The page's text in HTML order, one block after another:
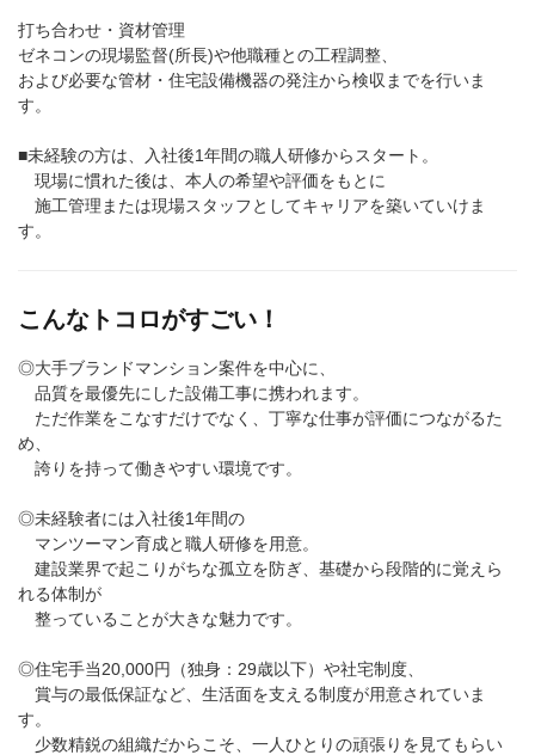
打ち合わせ・資材管理
ゼネコンの現場監督(所長)や他職種との工程調整、
および必要な管材・住宅設備機器の発注から検収までを行いま
す。
■未経験の方は、入社後1年間の職人研修からスタート。
現場に慣れた後は、本人の希望や評価をもとに
施工管理または現場スタッフとしてキャリアを築いていけま
す。
こんなトコロがすごい！
◎大手ブランドマンション案件を中心に、
品質を最優先にした設備工事に携われます。
ただ作業をこなすだけでなく、丁寧な仕事が評価につながるた
め、
誇りを持って働きやすい環境です。
◎未経験者には入社後1年間の
マンツーマン育成と職人研修を用意。
建設業界で起こりがちな孤立を防ぎ、基礎から段階的に覚えら
れる体制が
整っていることが大きな魅力です。
◎住宅手当20,000円（独身：29歳以下）や社宅制度、
賞与の最低保証など、生活面を支える制度が用意されていま
す。
少数精鋭の組織だからこそ、一人ひとりの頑張りを見てもらい